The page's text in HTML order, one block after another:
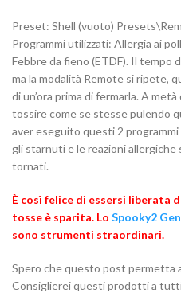
Preset: Shell (vuoto)
Programmi utilizzati: Allergia ai
Febbre da fieno (ETDF). Il tempo
ma la modalità Remote si ripete,
di un’ora prima di fermarla. A
tossire come se stesse pulendo
aver eseguito questi 2
gli starnuti e le reazioni allergiche
tornati.
È così felice di essersi liberata
tosse è sparita. Lo Spooky2
sono strumenti straordinari.
Spero che questo post permetta
Consiglierei questi prodotti a